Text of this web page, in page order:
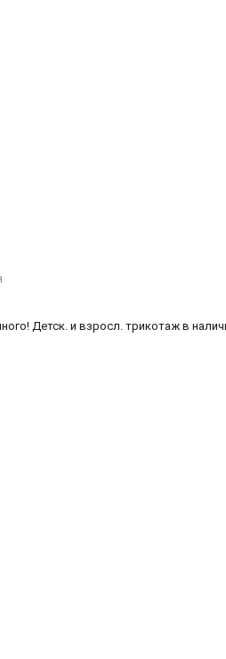
Детск. и взросл. трикотаж в